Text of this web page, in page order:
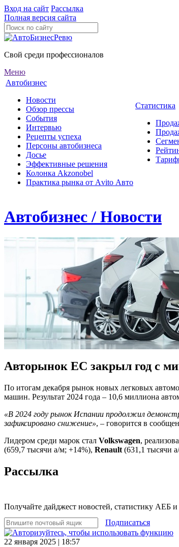
Вход на сайт Рассылка
Полная версия сайта
Свой среди профессионалов
Меню
Автобизнес
Новости
Обзор прессы
События
Интервью
Рецепты успеха
Персоны автобизнеса
Досье
Эффективные решения
Колонка Akzonobel
Практика рынка от Аvito Авто
Статистика
Автобизнес / Новости
Авторынок ЕС закрыл год с
По итогам декабря рынок новых легковых
машин. Результат 2024 года – 10,6 миллиона
«В 2024 году рынок Испании продолжил
зафиксировано снижение», – говорится в
Лидером среди марок стал Volkswagen,
(659,7 тысячи а/м; +14%), Renault (631,1 тысячи
Рассылка
Получайте дайджест новостей, статистику АЕБ
Подписаться
22 января 2025 | 18:57